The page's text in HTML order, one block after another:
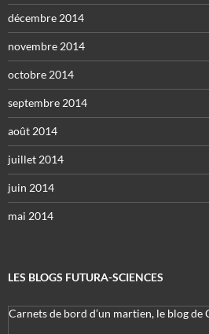
décembre 2014
novembre 2014
octobre 2014
septembre 2014
août 2014
juillet 2014
juin 2014
mai 2014
LES BLOGS FUTURA-SCIENCES
Carnets de bord d’un martien, le blog de